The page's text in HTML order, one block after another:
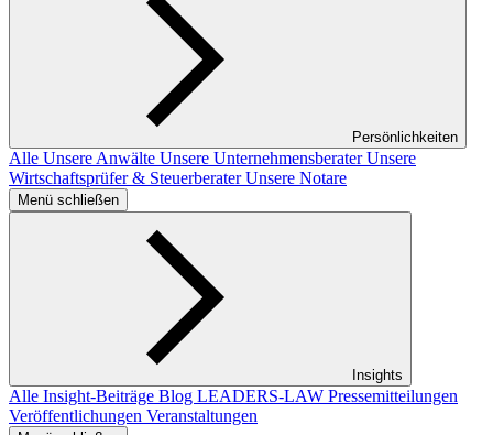
Persönlichkeiten
Alle Unsere Anwälte Unsere UnternehmensberaterUnsere
Wirtschaftsprüfer & SteuerberaterUnsere Notare
Menü schließen
Insights
Alle Insight-Beiträge Blog LEADERS-LAW Pressemitteilungen
Veröffentlichungen Veranstaltungen